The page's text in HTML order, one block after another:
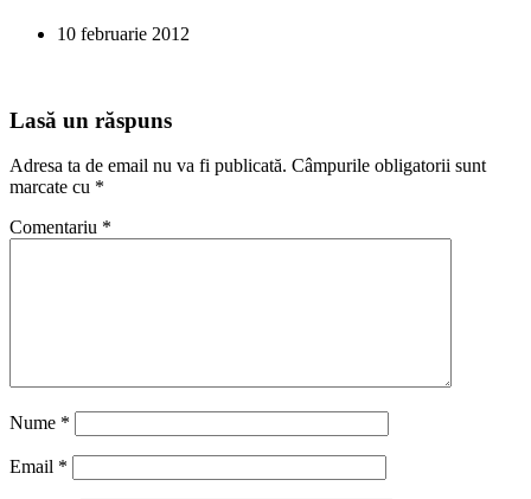
10 februarie 2012
Lasă un răspuns
Adresa ta de email nu va fi publicată. Câmpurile obligatorii sunt
marcate cu *
Comentariu *
Nume *
Email *